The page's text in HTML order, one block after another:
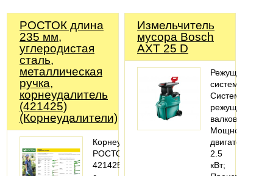
РОСТОК длина
235 мм,
углеродистая
сталь,
металлическая
ручка,
корнеудалитель
(421425)
(Корнеудалители)
Корнеудалитель,
РОСТОК
421425,
Измельчитель
мусора Bosch
AXT 25 D
Режущая
система
Система
режущих
валков;
Мощность
двигателя
2.5
кВт;